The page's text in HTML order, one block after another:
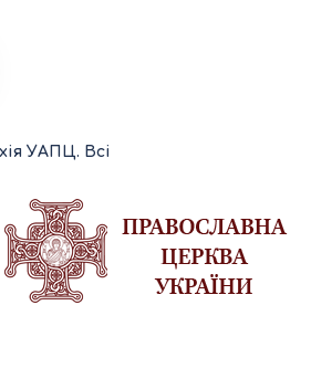
УАПЦ. Всі